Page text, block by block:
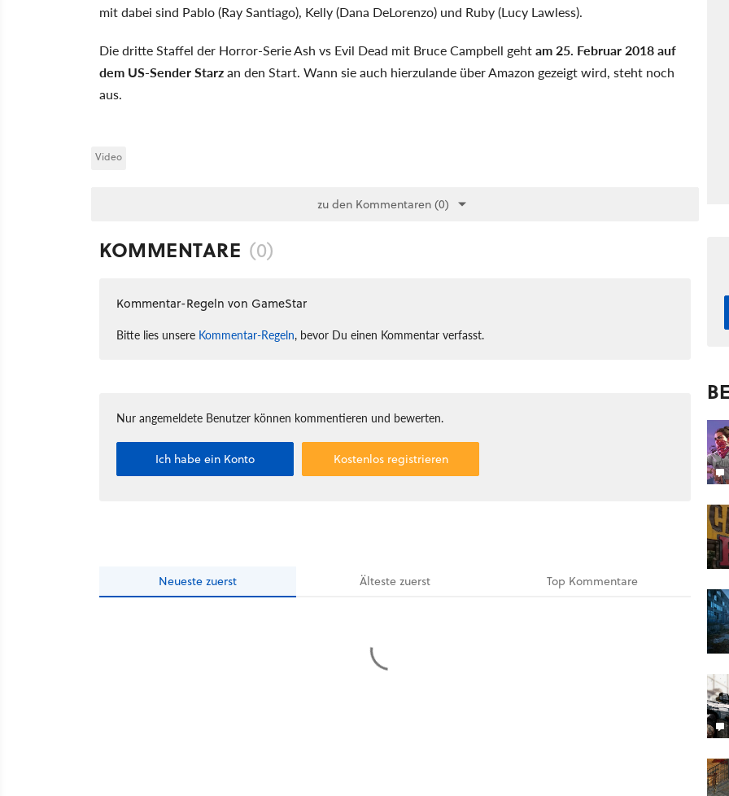
mit dabei sind Pablo (Ray Santiago), Kelly (Dana DeLorenzo) und Ruby (Lucy Lawless).
Die dritte Staffel der Horror-Serie Ash vs Evil Dead mit Bruce Campbell gehtam 25. Februar 2018 auf
dem US-Sender Starzan den Start. Wann sie auch hierzulande über Amazon gezeigt wird, steht noch
aus.
Video
zu den Kommentaren (0)
KOMMENTARE (0)
Kommentar-Regeln von GameStar
Bitte lies unsere Kommentar-Regeln, bevor Du einen Kommentar verfasst.
Nur angemeldete Benutzer können kommentieren und bewerten.
Ich habe ein Konto Kostenlos registrieren
Neueste zuerst Ältestezuerst Top Kommentare